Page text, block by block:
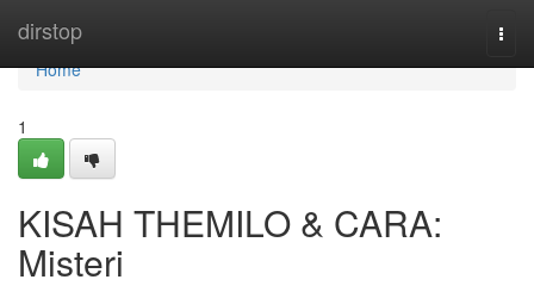
dirstop
Home
Home
1
KISAH THEMILO & CARA:
Misteri